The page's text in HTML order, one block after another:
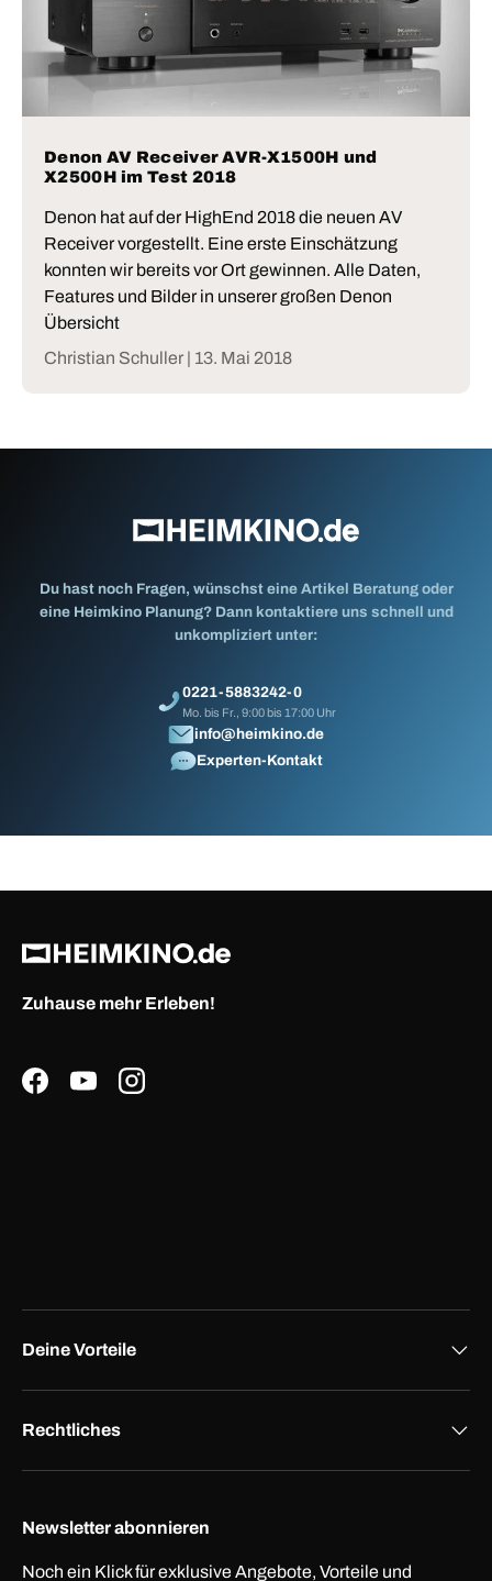
Denon AV Receiver AVR-X1500H und
X2500H im Test 2018
Denon hat auf der HighEnd 2018 die neuen AV
Receiver vorgestellt. Eine erste Einschätzung
konnten wir bereits vor Ort gewinnen. Alle Daten,
Features und Bilder in unserer großen Denon
Übersicht
Christian Schuller | 13. Mai 2018
Du hast noch Fragen, wünschst eine Artikel Beratung oder
eine Heimkino Planung? Dann kontaktiere uns schnell und
unkompliziert unter:
0221-5883242-0
Mo. bis Fr., 9:00 bis 17:00 Uhr
info@heimkino.de
Experten-Kontakt
Zuhause mehr Erleben!
FacebookYouTubeInstagram
Deine Vorteile
Rechtliches
Newsletter abonnieren
Noch ein Klick für exklusive Angebote, Vorteile und